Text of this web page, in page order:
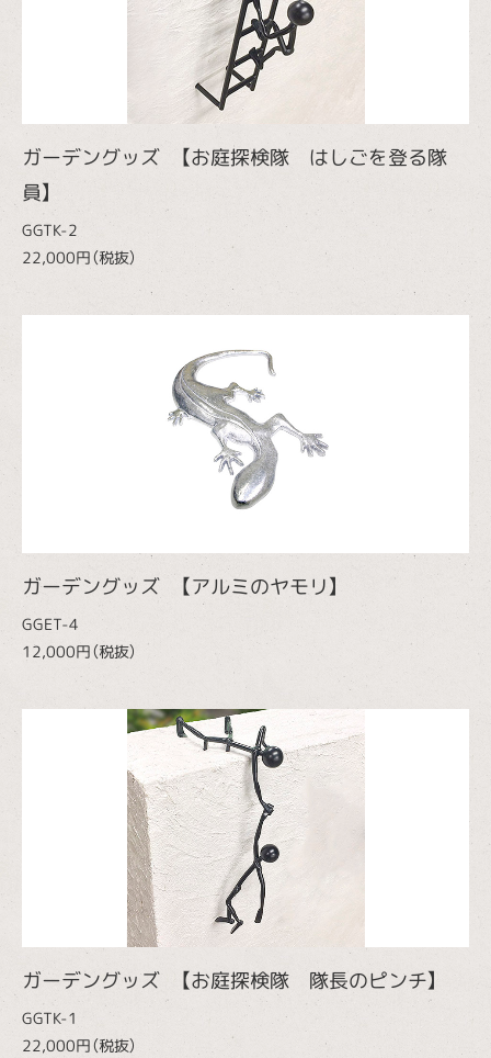
ガーデングッズ 【お庭探検隊 はしごを登る隊
員】
GGTK-2
22,000円（税抜）
ガーデングッズ 【アルミのヤモリ】
GGET-4
12,000円（税抜）
ガーデングッズ 【お庭探検隊 隊長のピンチ】
GGTK-1
22,000円（税抜）